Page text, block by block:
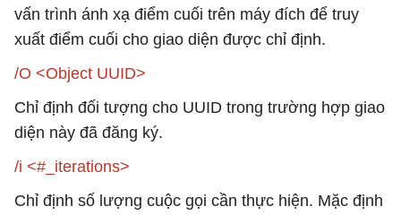
vấn trình ánh xạ điểm cuối trên máy đích để truy
xuất điểm cuối cho giao diện được chỉ định.
/O <Object UUID>
Chỉ định đối tượng cho UUID trong trường hợp giao
diện này đã đăng ký.
/i <#_iterations>
Chỉ định số lượng cuộc gọi cần thực hiện. Mặc định